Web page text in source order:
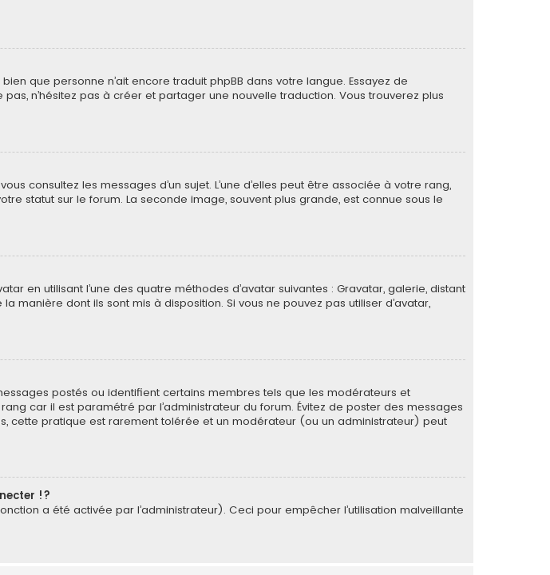
que personne n’ait encore traduit phpBB dans votre langue. Essayez de
n’hésitez pas à créer et partager une nouvelle traduction. Vous trouverez plus
consultez les messages d’un sujet. L’une d’elles peut être associée à votre rang,
statut sur le forum. La seconde image, souvent plus grande, est connue sous le
en utilisant l’une des quatre méthodes d’avatar suivantes : Gravatar, galerie, distant
manière dont ils sont mis à disposition. Si vous ne pouvez pas utiliser d’avatar,
postés ou identifient certains membres tels que les modérateurs et
car il est paramétré par l’administrateur du forum. Évitez de poster des messages
cette pratique est rarement tolérée et un modérateur (ou un administrateur) peut
!?
a été activée par l’administrateur). Ceci pour empêcher l’utilisation malveillante